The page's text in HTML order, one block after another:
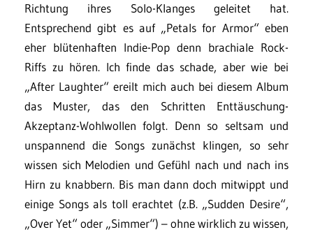
Richtung ihres Solo-Klanges geleitet hat.
Entsprechend gibt es auf „Petals for Armor“ eben
eher blütenhaften Indie-Pop denn brachiale Rock-
Riffs zu hören. Ich finde das schade, aber wie bei
„After Laughter“ ereilt mich auch bei diesem Album
das Muster, das den Schritten Enttäuschung-
Akzeptanz-Wohlwollen folgt. Denn so seltsam und
unspannend die Songs zunächst klingen, so sehr
wissen sich Melodien und Gefühl nach und nach ins
Hirn zu knabbern. Bis man dann doch mitwippt und
einige Songs als toll erachtet (z.B. „Sudden Desire“,
„Over Yet“ oder „Simmer“) – ohne wirklich zu wissen,